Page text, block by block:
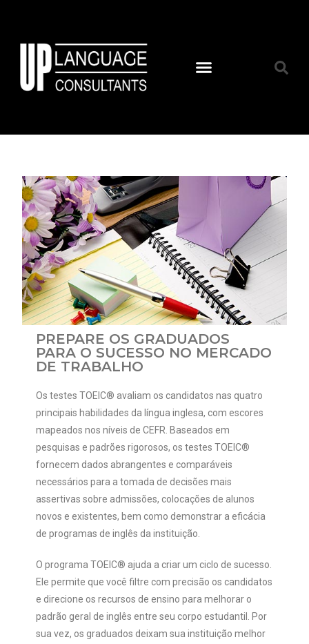
PREPARE OS GRADUADOS
PARA O SUCESSO NO MERCADO
DE TRABALHO
Os testes TOEIC® avaliam os candidatos nas quatro
principais habilidades da língua inglesa, com escores
mapeados nos níveis de CEFR. Baseados em
pesquisas e padrões rigorosos, os testes TOEIC®
fornecem dados abrangentes e comparáveis
necessários para a tomada de decisões mais
assertivas sobre admissões, colocações de alunos
novos e existentes, bem como demonstrar a eficácia
de programas de inglês da instituição.
O programa TOEIC® ajuda a criar um ciclo de sucesso.
Ele permite que você filtre com precisão os candidatos
e direcione os recursos de ensino para melhorar o
padrão geral de inglês entre seu corpo estudantil. Por
sua vez, os graduados deixam sua instituição melhor